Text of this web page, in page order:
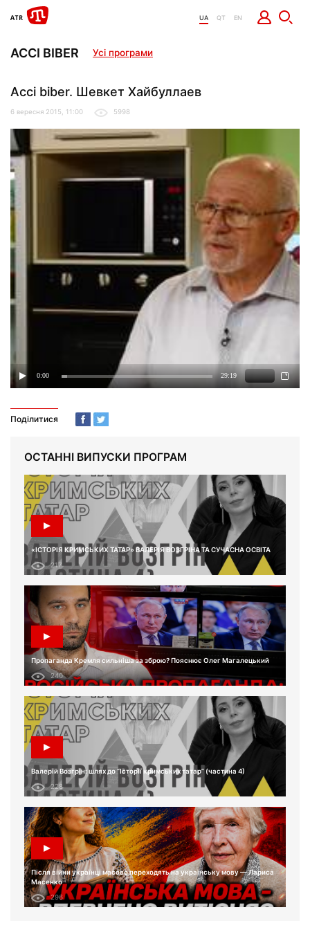
UA QT EN
ACCI BIBER Усі програми
Acci biber. Шевкет Хайбуллаев
6 вересня 2015, 11:00 5998
Поділитися
ОСТАННІ ВИПУСКИ ПРОГРАМ
«ІСТОРІЯ КРИМСЬКИХ ТАТАР» ВАЛЕРІЯ ВОЗГРІНА ТА СУЧАСНА ОСВІТА
217
Пропаганда Кремля сильніша за зброю? Пояснює Олег Магалецький
240
Валерій Возгрін: шлях до “Історії кримських татар” (частина 4)
228
Після війни українці масово переходять на українську мову — Лариса
Масенко
296